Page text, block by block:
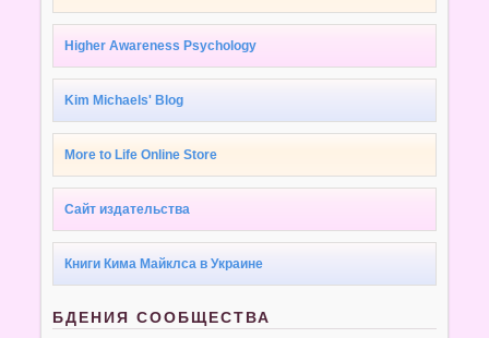
Higher Awareness Psychology
Kim Michaels' Blog
More to Life Online Store
Сайт издательства
Книги Кима Майклса в Украине
БДЕНИЯ СООБЩЕСТВА